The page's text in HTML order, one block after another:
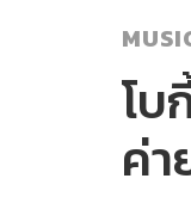
โบ
ค่า